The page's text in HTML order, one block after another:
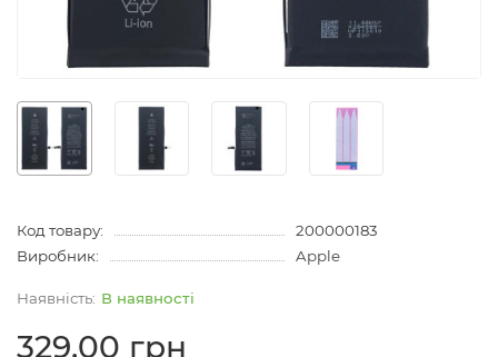
Код товару:
200000183
Виробник:
Apple
В наявності
329.00 грн